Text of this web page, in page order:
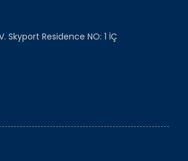
Skyport Residence NO: 1 İÇ